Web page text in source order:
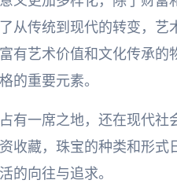
从传统到现代的转变，艺
有艺术价值和文化传承
的重要元素。
有一席之地，还在现代
收藏，珠宝的种类和形
的向往与追求。